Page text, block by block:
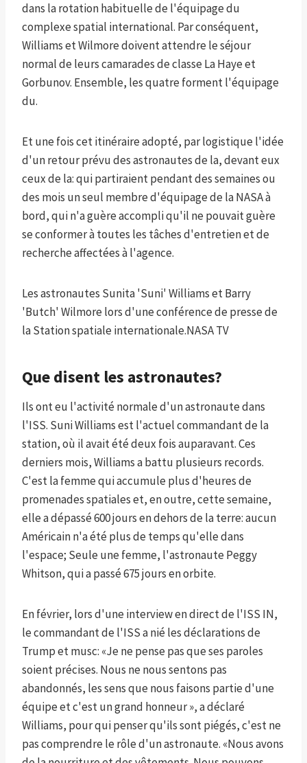
dans la rotation habituelle de l'équipage du
complexe spatial international. Par conséquent,
Williams et Wilmore doivent attendre le séjour
normal de leurs camarades de classe La Haye et
Gorbunov. Ensemble, les quatre forment l'équipage
du.
Et une fois cet itinéraire adopté, par logistique l'idée
d'un retour prévu des astronautes de la, devant eux
ceux de la: qui partiraient pendant des semaines ou
des mois un seul membre d'équipage de la NASA à
bord, qui n'a guère accompli qu'il ne pouvait guère
se conformer à toutes les tâches d'entretien et de
recherche affectées à l'agence.
Les astronautes Sunita 'Suni' Williams et Barry
'Butch' Wilmore lors d'une conférence de presse de
la Station spatiale internationale.NASA TV
Que disent les astronautes?
Ils ont eu l'activité normale d'un astronaute dans
l'ISS. Suni Williams est l'actuel commandant de la
station, où il avait été deux fois auparavant. Ces
derniers mois, Williams a battu plusieurs records.
C'est la femme qui accumule plus d'heures de
promenades spatiales et, en outre, cette semaine,
elle a dépassé 600 jours en dehors de la terre: aucun
Américain n'a été plus de temps qu'elle dans
l'espace; Seule une femme, l'astronaute Peggy
Whitson, qui a passé 675 jours en orbite.
En février, lors d'une interview en direct de l'ISS IN,
le commandant de l'ISS a nié les déclarations de
Trump et musc: «Je ne pense pas que ses paroles
soient précises. Nous ne nous sentons pas
abandonnés, les sens que nous faisons partie d'une
équipe et c'est un grand honneur », a déclaré
Williams, pour qui penser qu'ils sont piégés, c'est ne
pas comprendre le rôle d'un astronaute. «Nous avons